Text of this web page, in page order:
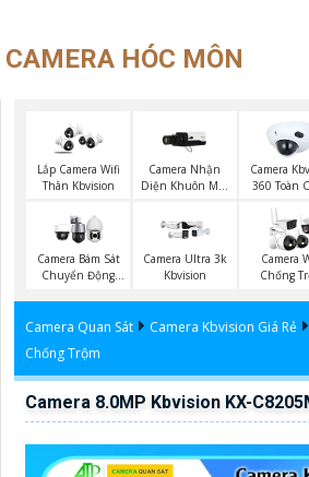
CAMERA HÓC MÔN
Lắp Camera Wifi
Thân Kbvision
Camera Nhận
Diện Khuôn Mặt
Camera
360 Toàn
Camera Bám Sát
Chuyển Động
Camera Ultra 3k
Kbvision
Camera
Chống
Camera Quan Sát Camera Kbvision Giá Rẻ
Chống Trộm
Camera 8.0MP Kbvision KX-